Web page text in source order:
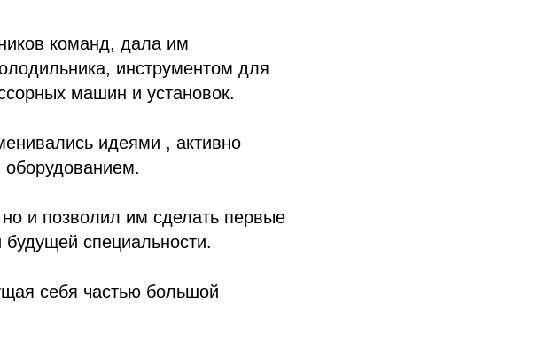
команд, дала им
инструментом для
машин и установок.
идеями , активно
и позволил им сделать первые
специальности.
себя частью большой